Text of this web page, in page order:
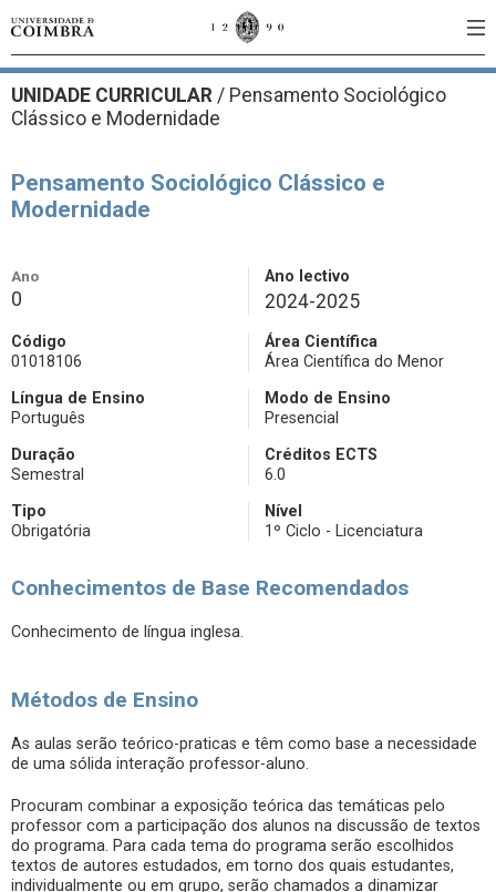
UNIDADE CURRICULAR / Pensamento Sociológico
Clássico e Modernidade
Pensamento Sociológico Clássico e
Modernidade
Ano
0
Ano lectivo
2024-2025
Código
01018106
Área Científica
Área Científica do Menor
Língua de Ensino
Português
Modo de Ensino
Presencial
Duração
Semestral
Créditos ECTS
6.0
Tipo
Obrigatória
Nível
1º Ciclo - Licenciatura
Conhecimentos de Base Recomendados
Conhecimento de língua inglesa.
Métodos de Ensino
As aulas serão teórico-praticas e têm como base a necessidade
de uma sólida interação professor-aluno.
Procuram combinar a exposição teórica das temáticas pelo
professor com a participação dos alunos na discussão de textos
do programa. Para cada tema do programa serão escolhidos
textos de autores estudados, em torno dos quais estudantes,
individualmente ou em grupo, serão chamados a dinamizar